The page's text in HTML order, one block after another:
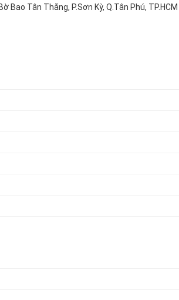
Bao Tân Thắng, P.Sơn Kỳ, Q.Tân Phú, TP.HCM